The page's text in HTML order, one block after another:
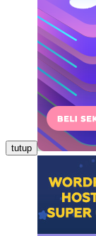
tutup